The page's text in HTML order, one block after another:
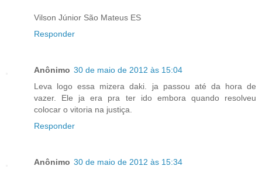
Vilson Júnior São Mateus ES
Responder
Anônimo 30 de maio de 2012 às 15:04
Leva logo essa mizera daki. ja passou até da hora de
vazer. Ele ja era pra ter ido embora quando resolveu
colocar o vitoria na justiça.
Responder
Anônimo 30 de maio de 2012 às 15:34